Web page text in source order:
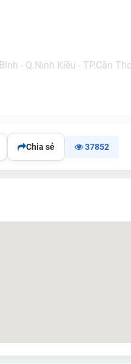
- Q.Ninh Kiều - TP.Cần
Chia sẻ 37852